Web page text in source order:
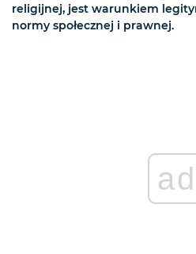
religijnej, jest warunkiem
normy społecznej i prawnej.
ad